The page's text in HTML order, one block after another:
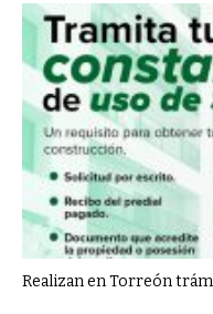
Realizan en Torreón